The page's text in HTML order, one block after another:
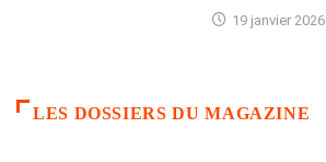
19 janvier 2026
LES DOSSIERS DU MAGAZINE